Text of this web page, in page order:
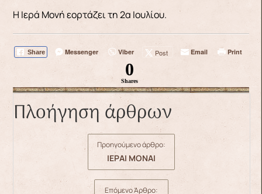
Η Ιερά Μονή εορτάζει τη 2α Ιουλίου.
Share Messenger Viber Post Email Print
0
Shares
Πλοήγηση άρθρων
Προηγούμενο άρθρο:
ΙΕΡΑΙ ΜΟΝΑΙ
Επόμενο Άρθρο: